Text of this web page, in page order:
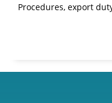
Procedures, export